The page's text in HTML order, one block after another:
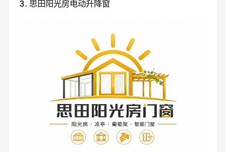
3. 思田阳光房电动升降窗